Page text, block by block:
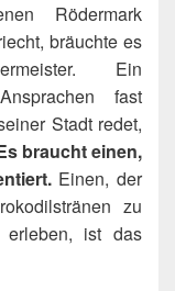
Rödermark
bräuchte es
Ein
fast
Stadt redet,
braucht einen,
Einen, der
zu
ist das